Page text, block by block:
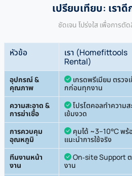
เปรียบเทียบ: เราดี
ชัดเจน โปร่งใส เพื่อการตั
หัวข้อ
เรา (Homefittools
Rental)
อุปกรณ์ &
คุณภาพ
เกรดพรีเมียม ตรวจเ
กก่อนทุกงาน
ความสะอาด &
การฆ่าเชื้อ
โปรโตคอลทำความส
เข้มงวด
การควบคุม
อุณหภูมิ
คุมได้ ~3–10°C พร้
แนะนำการใช้จริง
ทีมงานหน้า
งาน
On‑site Support
งาน